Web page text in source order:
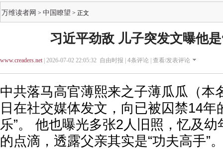
万维读者网 > 中国瞭望 > 正文
习近平劲敌 儿子突发文曝他
www.creaders.net| 2026-07-02 22:05:32 自由时报 | 4条评论 | 查看/发表评论
中共落马高官薄熙来之子薄瓜瓜（本
日在社交媒体发文，向已被囚禁14年
乐”。 他也曝光多张2人旧照，忆及
的点滴，透露父亲其实是“功夫高手”